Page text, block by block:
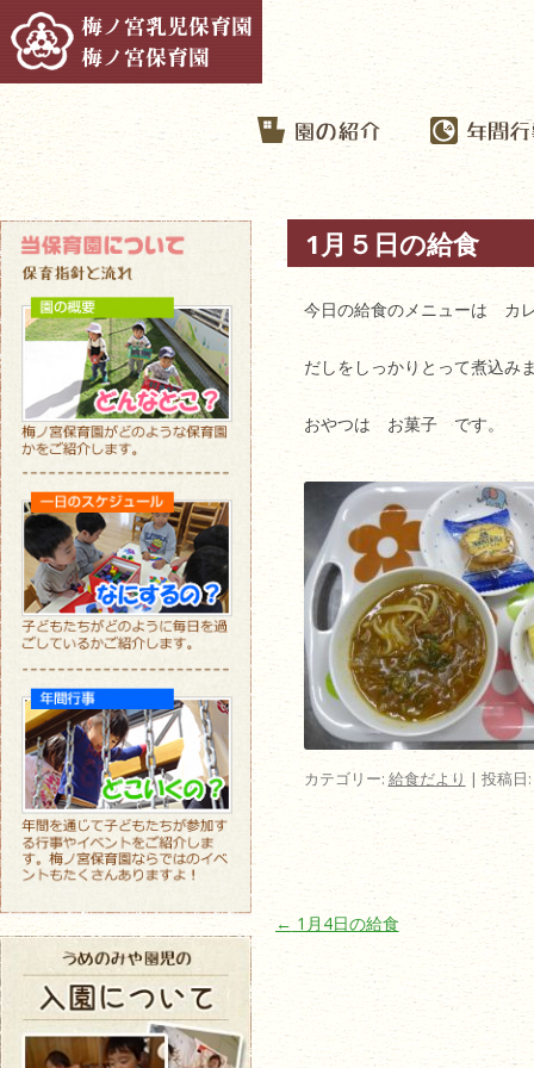
1月５日の給食
今日の給食のメニューは
だしをしっかりとって煮込み
おやつは お菓子 です。
カテゴリー: 給食だより | 投稿日:
投稿ナビゲーション
← 1月4日の給食